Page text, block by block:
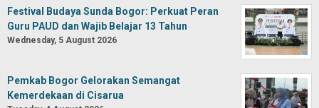
Festival Budaya Sunda Bogor: Perkuat Peran
Guru PAUD dan Wajib Belajar 13 Tahun
Wednesday, 5 August 2026
Pemkab Bogor Gelorakan Semangat
Kemerdekaan di Cisarua